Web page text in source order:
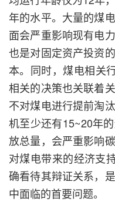
年的水平。大量的煤
面会严重影响现有电
也是对固定资产投资
本。同时，煤电相关
相关的决策也关联着
不对煤电进行提前淘
机至少还有15~20年
放总量，会严重影响
对煤电带来的经济支
确看待其辩证关系，
中面临的首要问题。